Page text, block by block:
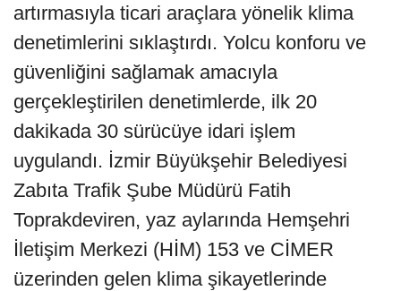
artırmasıyla ticari araçlara yönelik klima
denetimlerini sıklaştırdı. Yolcu konforu ve
güvenliğini sağlamak amacıyla
gerçekleştirilen denetimlerde, ilk 20
dakikada 30 sürücüye idari işlem
uygulandı. İzmir Büyükşehir Belediyesi
Zabıta Trafik Şube Müdürü Fatih
Toprakdeviren, yaz aylarında Hemşehri
İletişim Merkezi (HİM) 153 ve CİMER
üzerinden gelen klima şikayetlerinde